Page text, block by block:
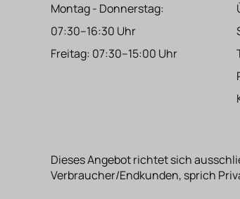
Montag - Donnerstag:
07:30–16:30 Uhr
Freitag: 07:30–15:00 Uhr
Dieses Angebot richtet sich
Verbraucher/Endkunden, sprich